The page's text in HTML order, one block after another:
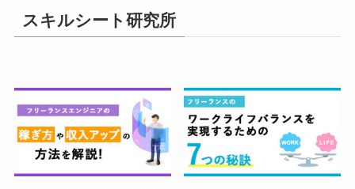
スキルシート研究所